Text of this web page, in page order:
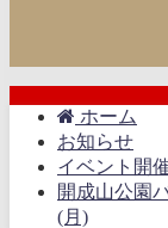
ホーム
お知らせ
イベント開
開成山公園
(月)